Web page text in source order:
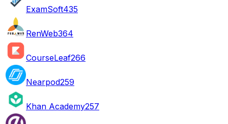
ExamSoft435
RenWeb364
CourseLeaf266
Nearpod259
Khan Academy257